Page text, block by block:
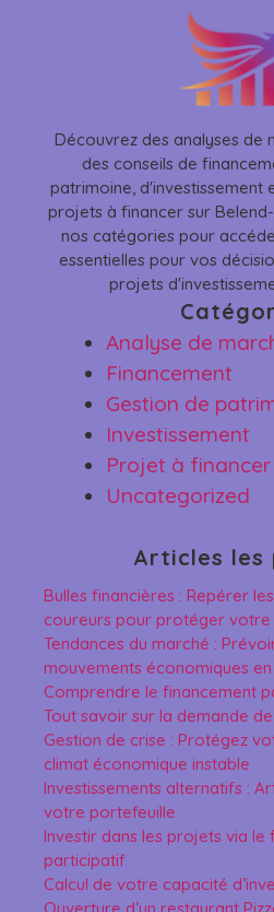
Découvrez des analyses de
des conseils de
patrimoine, d'investissement
projets à financer sur
nos catégories pour
essentielles pour vos
projets
Analyse de
Financement
Gestion de
Investissement
Projet à financer
Uncategorized
Articles les
Bulles financières : Repérer
coureurs pour protéger
Tendances du marché :
mouvements économiques
Comprendre le financement
Tout savoir sur la demande
Gestion de crise : Protégez
climat économique instable
Investissements alternatifs :
votre portefeuille
Investir dans les projets via le
participatif
Calcul de votre capacité
Ouverture d’un restaurant